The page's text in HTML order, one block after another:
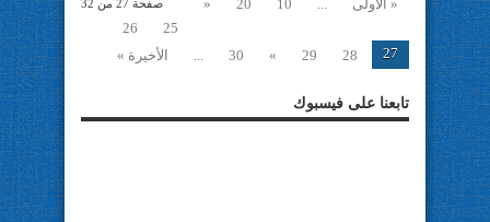
صفحة 27 من 32 « الأولى ...
10
20
«
25
26
27
28
29
»
30
... الأخيرة »
تابعنا على فيسبوك